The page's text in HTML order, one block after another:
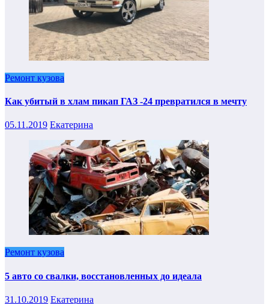
Ремонт кузова
Как убитый в хлам пикап ГАЗ -24 превратился в мечту
05.11.2019 Екатерина
Ремонт кузова
5 авто со свалки, восстановленных до идеала
31.10.2019 Екатерина